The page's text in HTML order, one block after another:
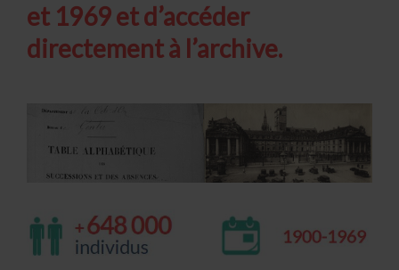
et 1969 et d’accéder
directement à l’archive.